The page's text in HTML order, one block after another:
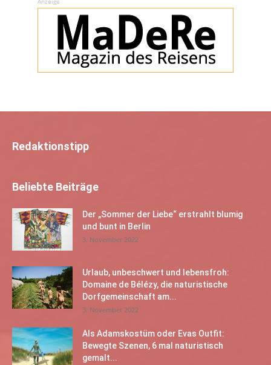
Redaktionstipp
Beliebte Beiträge
Der „Sommer der Liebe“ erstrahlt blumig
und bunt in Berlin
3. November 2022
Urlaub, unbeschwert und lebensfroh:
Domaine de Bélézy, die naturistische
Dorfgemeinschaft am...
3. November 2022
Als Adamskostüm oder Evas Outfit:
Bewegte Szenen, 6 mal naturistisch
gemalt...